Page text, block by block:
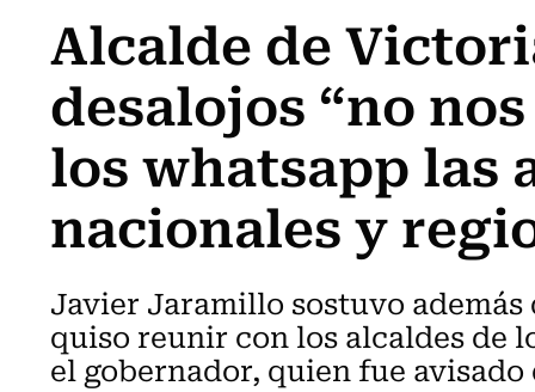
Alcalde de
desalojos “no
los whatsapp las
nacionales y
Javier Jaramillo sostuvo
quiso reunir con los alcaldes de
el gobernador, quien fue